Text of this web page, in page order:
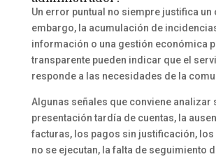
Un error puntual no siempre justifica un
embargo, la acumulación de
información o una gestión económica
transparente pueden indicar que el
responde a las necesidades de la
Algunas señales que conviene analizar
presentación tardía de cuentas, la
facturas, los pagos sin justificación,
no se ejecutan, la falta de seguimiento